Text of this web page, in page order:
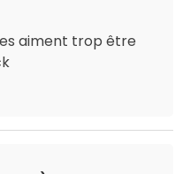
aiment trop être